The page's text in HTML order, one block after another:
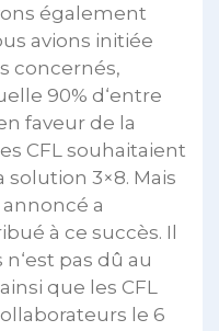
également
avions initiée
concernés,
90% d‘entre
faveur de la
CFL souhaitaient
solution 3×8. Mais
a
à ce succès. Il
pas dû au
que les CFL
le 6